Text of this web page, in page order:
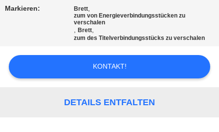
EIN
ZITAT
Markieren: Brett,
zum von Energieverbindungsstücken zu
verschalen
,Brett,
zum des Titelverbindungsstücks zu verschalen
KONTAKT!
DETAILS ENTFALTEN